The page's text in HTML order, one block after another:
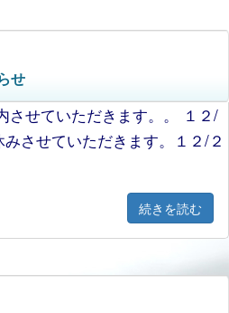
せ
させていただきます。。 １２/
させていただきます。１２/２
続きを読む